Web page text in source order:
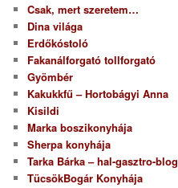
Csak, mert szeretem…
Dina világa
Erdőkóstoló
Fakanálforgató tollforgató
Gyömbér
Kakukkfű – Hortobágyi Anna
Kisildi
Marka boszikonyhája
Sherpa konyhája
Tarka Bárka – hal-gasztro-blog
TücsökBogár Konyhája